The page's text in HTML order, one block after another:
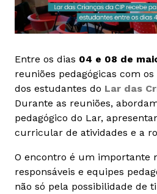
Entre os dias 04 e 08 de
reuniões pedagógicas com
dos estudantes do Lar das
Durante as reuniões,
pedagógico do Lar,
curricular de atividades e a
O encontro é um importante
responsáveis e equipes
não só pela possibilidade de